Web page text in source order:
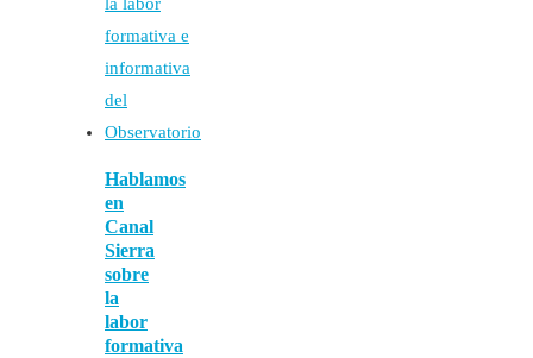
Hablamos
en
Canal
Sierra
sobre
la
labor
formativa